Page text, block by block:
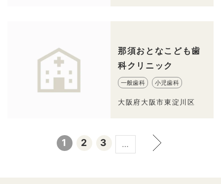
那須おとなこども歯
科クリニック
一般歯科 小児歯科
大阪府大阪市東淀川区
1 2 3 …